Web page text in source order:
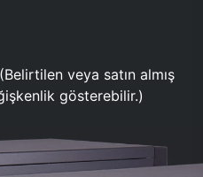
veya satın almış
gösterebilir.)